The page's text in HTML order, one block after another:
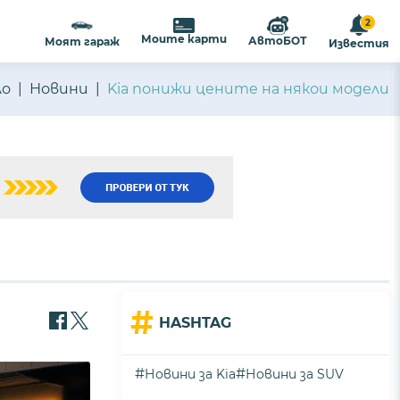
Моят гараж Моите карти АвтоБОТ
2
Известия
Новини Kia понижи цените на някои модели
# HASHTAG
#Новини за Kia#Новини за SUV